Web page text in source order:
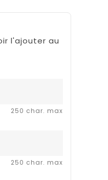
l'ajouter au
250 char. max
250 char. max